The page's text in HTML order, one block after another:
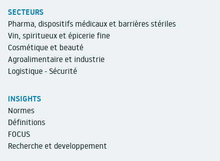
SECTEURS
Pharma, dispositifs médicaux et barrières stériles
Vin, spiritueux et épicerie fine
Cosmétique et beauté
Agroalimentaire et industrie
Logistique - Sécurité
INSIGHTS
Normes
Définitions
FOCUS
Recherche et developpement